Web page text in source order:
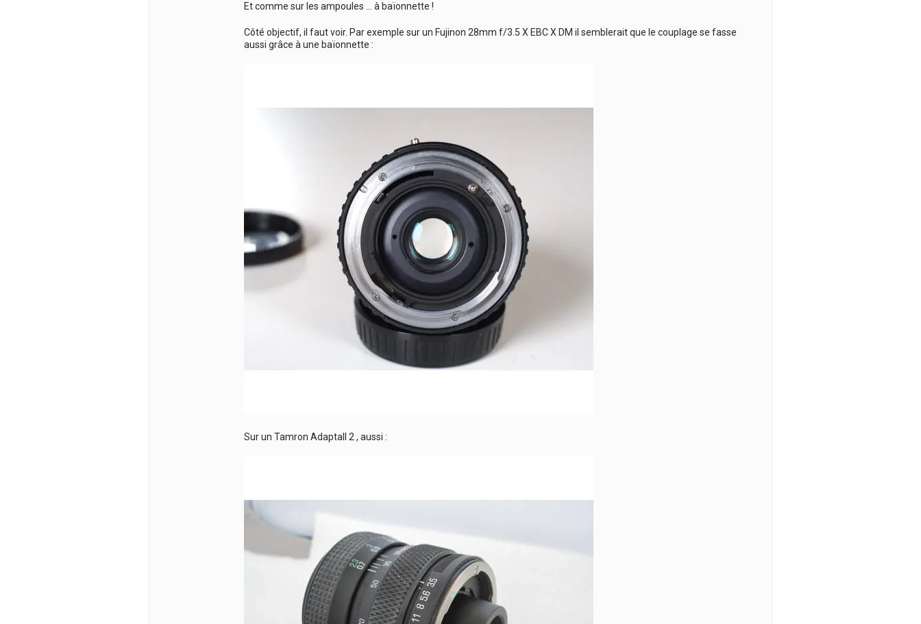
Et comme sur les ampoules … à baïonnette !
Côté objectif, il faut voir. Par exemple sur un Fujinon 28mm f/3.5 X EBC X DM il semblerait que le couplage se fasse
aussi grâce à une baïonnette :
Sur un Tamron Adaptall 2 , aussi :